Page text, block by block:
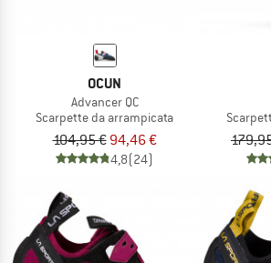
OCUN
Advancer QC
Scarpette da arrampicata
104,95 € 94,46 €
4,8(24)